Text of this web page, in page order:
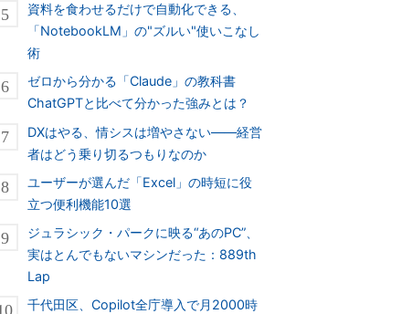
資料を食わせるだけで自動化できる、
「NotebookLM」の"ズルい"使いこなし
術
ゼロから分かる「Claude」の教科書
ChatGPTと比べて分かった強みとは？
DXはやる、情シスは増やさない――経営
者はどう乗り切るつもりなのか
ユーザーが選んだ「Excel」の時短に役
立つ便利機能10選
ジュラシック・パークに映る“あのPC”、
実はとんでもないマシンだった：889th
Lap
千代田区、Copilot全庁導入で月2000時